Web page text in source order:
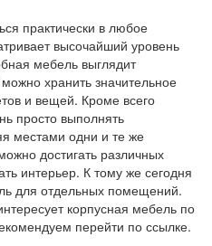
практически в любое
высочайший уровень
мебель выглядит
хранить значительное
и вещей. Кроме всего
просто выполнять
местами одни и те же
достигать различных
интерьер. К тому же сегодня
для отдельных помещений.
корпусная мебель по
перейти по ссылке.